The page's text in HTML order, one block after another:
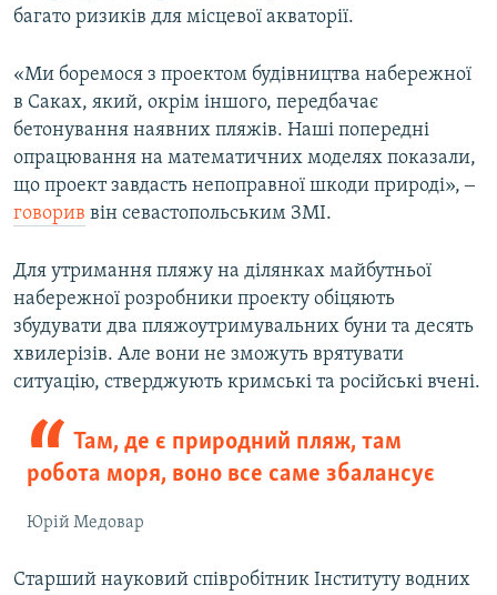
багато ризиків для місцевої акваторії.
«Ми боремося з проектом будівництва набережної
в Саках, який, окрім іншого, передбачає
бетонування наявних пляжів. Наші попередні
опрацювання на математичних моделях показали,
що проект завдасть непоправної шкоди природі», ‒
говорив він севастопольським ЗМІ.
Для утримання пляжу на ділянках майбутньої
набережної розробники проекту обіцяють
збудувати два пляжоутримувальних буни та десять
хвилерізів. Але вони не зможуть врятувати
ситуацію, стверджують кримські та російські вчені.
Там, де є природний пляж, там
робота моря, воно все саме збалансує
Юрій Медовар
Старший науковий співробітник Інституту водних